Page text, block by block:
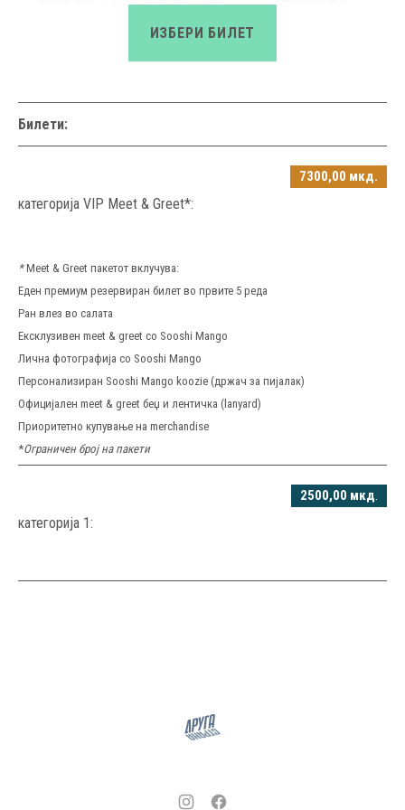
ИЗБЕРИ БИЛЕТ
Билети:
категорија VIP Meet & Greet*:
7300,00 мкд.
*Meet & Greet пакетот вклучува:
Еден премиум резервиран билет во првите 5 реда
Ран влез во салата
Ексклузивен meet & greet со Sooshi Mango
Лична фотографија со Sooshi Mango
Персонализиран Sooshi Mango koozie (држач за пијалак)
Официјален meet & greet беџ и лентичка (lanyard)
Приоритетно купување на merchandise
*Ограничен број на пакети
категорија 1:
2500,00 мкд.
PREVIOUS